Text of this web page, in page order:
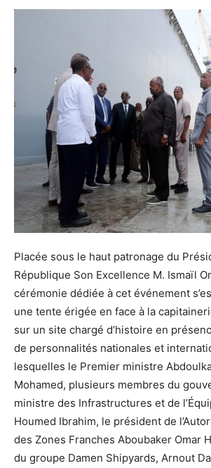
Placée sous le haut patronage du
République Son Excellence M. Ismaïl
cérémonie dédiée à cet événement
une tente érigée en face à la
sur un site chargé d’histoire en
de personnalités nationales et
lesquelles le Premier ministre
Mohamed, plusieurs membres du
ministre des Infrastructures et de
Houmed Ibrahim, le président de
des Zones Franches Aboubaker Omar
du groupe Damen Shipyards, Arnout